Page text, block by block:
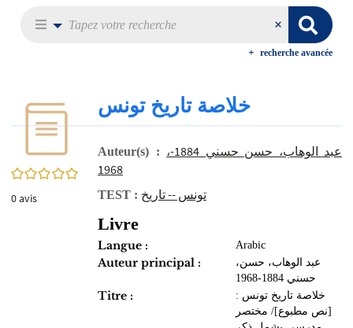
recherche avancée
0/5
0avis
خلاصة تاريخ تونس
Auteur(s) : ،عبد الوهاب، حسن حسني 1884-
1968
TEST : تونس -- تاريخ
Livre
Langue : Arabic
Auteur principal :
،عبد الوهاب، حسن
حسني 1884-1968
Titre :
خلاصة تاريخ تونس :
[نص مطبوع]/ مختصر